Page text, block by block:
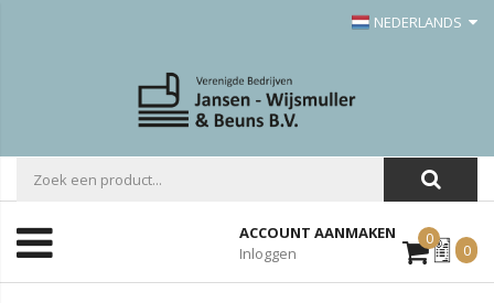
NEDERLANDS
ACCOUNT AANMAKEN
Inloggen
0Mijn
Offerte
0